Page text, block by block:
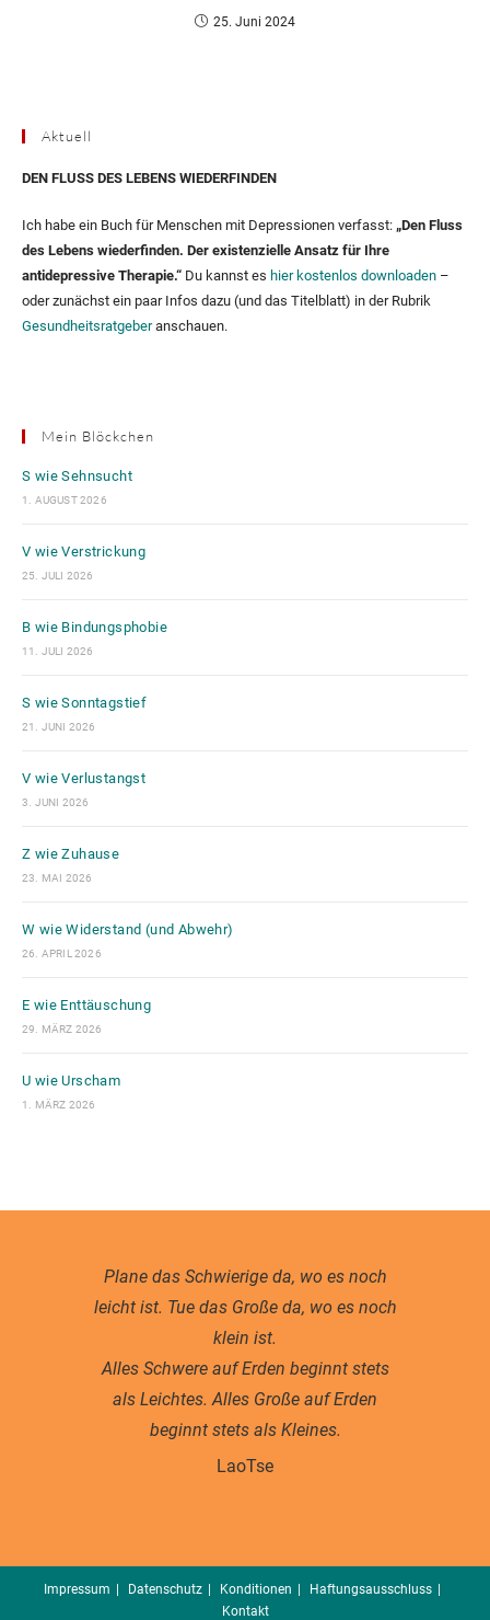
25. Juni 2024
Aktuell
DEN FLUSS DES LEBENS WIEDERFINDEN
Ich habe ein Buch für Menschen mit Depressionen verfasst: „Den Fluss
des Lebens wiederfinden. Der existenzielle Ansatz für Ihre
antidepressive Therapie.“ Du kannst es hier kostenlos downloaden –
oder zunächst ein paar Infos dazu (und das Titelblatt) in der Rubrik
Gesundheitsratgeberanschauen.
Mein Blöckchen
S wie Sehnsucht
1. AUGUST 2026
V wie Verstrickung
25. JULI 2026
B wie Bindungsphobie
11. JULI 2026
S wie Sonntagstief
21. JUNI 2026
V wie Verlustangst
3. JUNI 2026
Z wie Zuhause
23. MAI 2026
W wie Widerstand (und Abwehr)
26. APRIL 2026
E wie Enttäuschung
29. MÄRZ 2026
U wie Urscham
1. MÄRZ 2026
Plane das Schwierige da, wo es noch
leicht ist. Tue das Große da, wo es noch
klein ist.
Alles Schwere auf Erden beginnt stets
als Leichtes. Alles Große auf Erden
beginnt stets als Kleines.
LaoTse
Impressum Datenschutz Konditionen
Haftungsausschluss
Kontakt